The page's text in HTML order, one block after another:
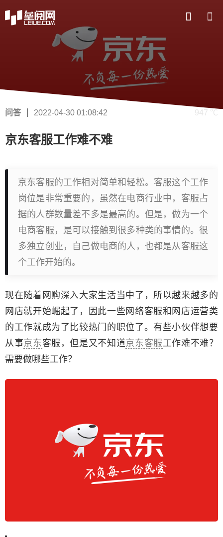
问答 2022-04-30 01:08:42 947 ℃
京东客服工作难不难
京东客服的工作相对简单和轻松。客服这个工作
岗位是非常重要的，虽然在电商行业中，客服占
据的人群数量差不多是最高的。但是，做为一个
电商客服，是可以接触到很多种类的事情的。很
多独立创业，自己做电商的人，也都是从客服这
个工作开始的。
现在随着网购深入大家生活当中了，所以越来越多的
网店就开始崛起了，因此一些网络客服和网店运营类
的工作就成为了比较热门的职位了。有些小伙伴想要
从事京东客服，但是又不知道京东客服工作难不难？
需要做哪些工作？